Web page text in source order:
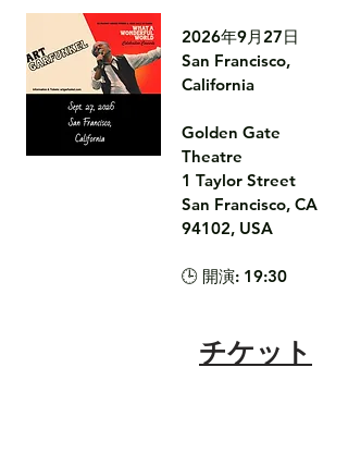
2026年9月27日
San Francisco,
California
Golden Gate
Theatre
1 Taylor Street
San Francisco, CA
94102, USA
🕒 開演: 19:30
チケット